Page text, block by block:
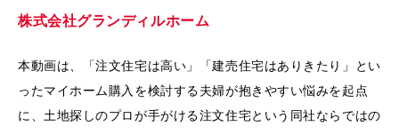
株式会社グランディルホーム
本動画は、「注文住宅は高い」「建売住宅はありきたり」とい
ったマイホーム購入を検討する夫婦が抱きやすい悩みを起点
に、土地探しのプロが手がける注文住宅という同社ならではの